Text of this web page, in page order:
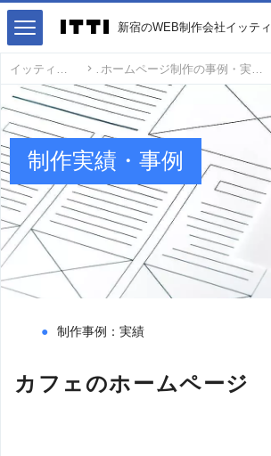
イッティ ホームページ制作の事例・実績
制作実績・事例
制作事例：実績
カフェのホームページ
新宿のWEB制作会社イッティ